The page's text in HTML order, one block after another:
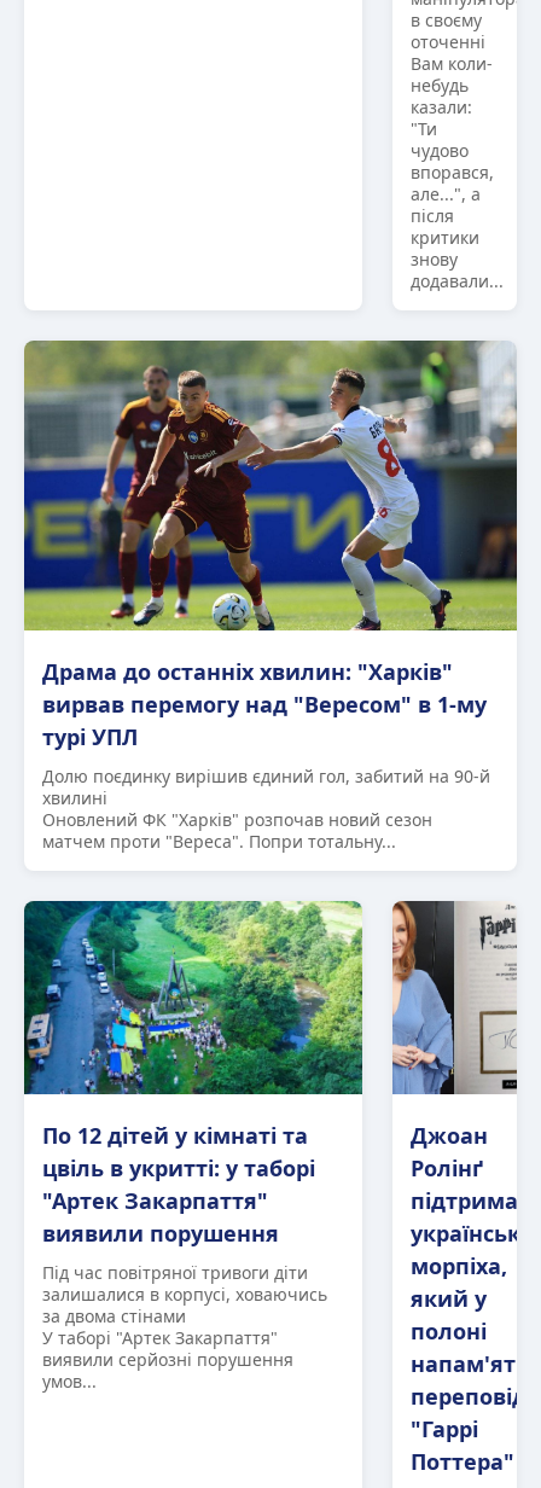
в своєму
оточенні
Вам коли-
небудь
казали:
"Ти
чудово
впорався,
але...", а
після
критики
знову
додавали...
Драма до останніх хвилин: "Харків"
вирвав перемогу над "Вересом" в 1-му
турі УПЛ
Долю поєдинку вирішив єдиний гол, забитий на 90-й
хвилині
Оновлений ФК "Харків" розпочав новий сезон
матчем проти "Вереса". Попри тотальну...
По 12 дітей у кімнаті та
цвіль в укритті: у таборі
"Артек Закарпаття"
виявили порушення
Під час повітряної тривоги діти
залишалися в корпусі, ховаючись
за двома стінами
У таборі "Артек Закарпаття"
виявили серйозні порушення
умов...
Джоан
Ролінґ
морпіха,
який у
полоні
напам'ять
"Гаррі
Поттера"